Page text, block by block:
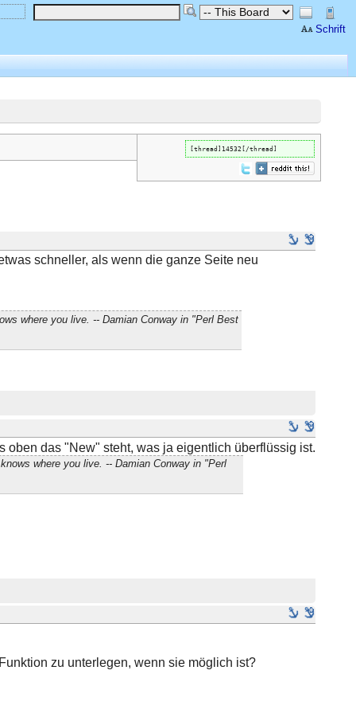
Schrift
[thread]14532[/thread]
schneller, als wenn die ganze Seite neu
where you live. -- Damian Conway in "Perl Best
oben das "New" steht, was ja eigentlich überflüssig ist.
where you live. -- Damian Conway in "Perl
zu unterlegen, wenn sie möglich ist?